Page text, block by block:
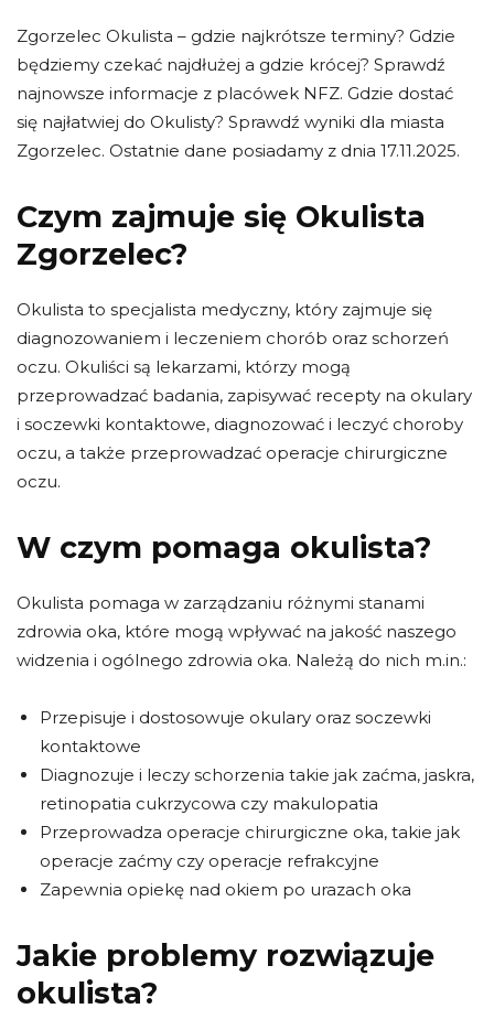
Zgorzelec Okulista – gdzie najkrótsze terminy? Gdzie
będziemy czekać najdłużej a gdzie krócej? Sprawdź
najnowsze informacje z placówek NFZ. Gdzie dostać
się najłatwiej do Okulisty? Sprawdź wyniki dla miasta
Zgorzelec. Ostatnie dane posiadamy z dnia 17.11.2025.
Czym zajmuje się Okulista
Zgorzelec?
Okulista to specjalista medyczny, który zajmuje się
diagnozowaniem i leczeniem chorób oraz schorzeń
oczu. Okuliści są lekarzami, którzy mogą
przeprowadzać badania, zapisywać recepty na okulary
i soczewki kontaktowe, diagnozować i leczyć choroby
oczu, a także przeprowadzać operacje chirurgiczne
oczu.
W czym pomaga okulista?
Okulista pomaga w zarządzaniu różnymi stanami
zdrowia oka, które mogą wpływać na jakość naszego
widzenia i ogólnego zdrowia oka. Należą do nich m.in.:
Przepisuje i dostosowuje okulary oraz soczewki
kontaktowe
Diagnozuje i leczy schorzenia takie jak zaćma, jaskra,
retinopatia cukrzycowa czy makulopatia
Przeprowadza operacje chirurgiczne oka, takie jak
operacje zaćmy czy operacje refrakcyjne
Zapewnia opiekę nad okiem po urazach oka
Jakie problemy rozwiązuje
okulista?